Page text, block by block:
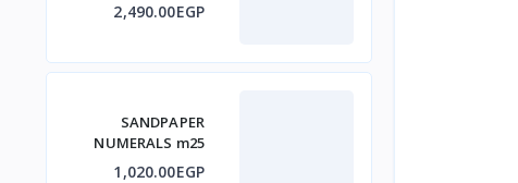
2,490.00EGP
SANDPAPER
NUMERALS m25
1,020.00EGP